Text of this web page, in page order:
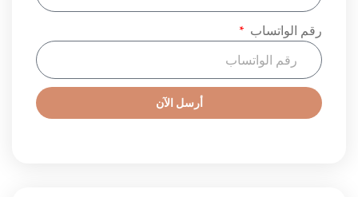
رقم الواتساب
أرسل الآن